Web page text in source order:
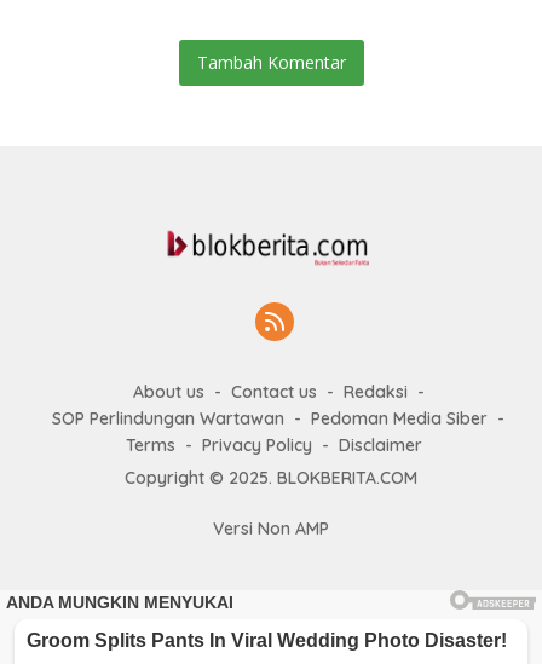
Tambah Komentar
About us Contact us
Redaksi
SOP Perlindungan Wartawan
Pedoman Media Siber
Terms
Privacy Policy
Disclaimer
Copyright © 2025. BLOKBERITA.COM
Versi Non AMP